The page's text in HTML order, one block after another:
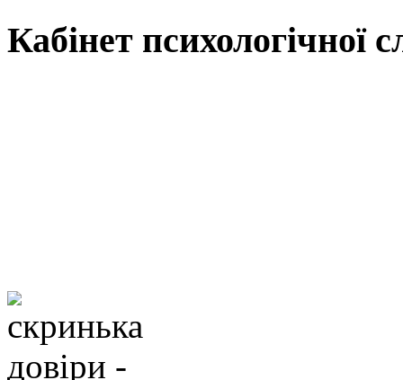
Кабінет психологічної